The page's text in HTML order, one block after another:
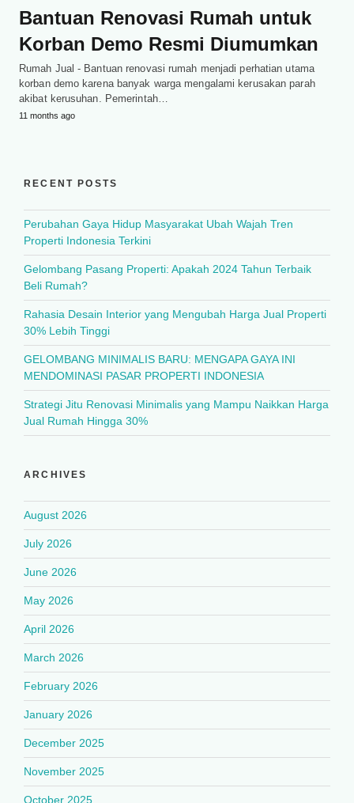
Bantuan Renovasi Rumah untuk
Korban Demo Resmi Diumumkan
Rumah Jual - Bantuan renovasi rumah menjadi perhatian utama
korban demo karena banyak warga mengalami kerusakan parah
akibat kerusuhan. Pemerintah…
11 months ago
RECENT POSTS
Perubahan Gaya Hidup Masyarakat Ubah Wajah Tren
Properti Indonesia Terkini
Gelombang Pasang Properti: Apakah 2024 Tahun Terbaik
Beli Rumah?
Rahasia Desain Interior yang Mengubah Harga Jual Properti
30% Lebih Tinggi
GELOMBANG MINIMALIS BARU: MENGAPA GAYA INI
MENDOMINASI PASAR PROPERTI INDONESIA
Strategi Jitu Renovasi Minimalis yang Mampu Naikkan Harga
Jual Rumah Hingga 30%
ARCHIVES
August 2026
July 2026
June 2026
May 2026
April 2026
March 2026
February 2026
January 2026
December 2025
November 2025
October 2025